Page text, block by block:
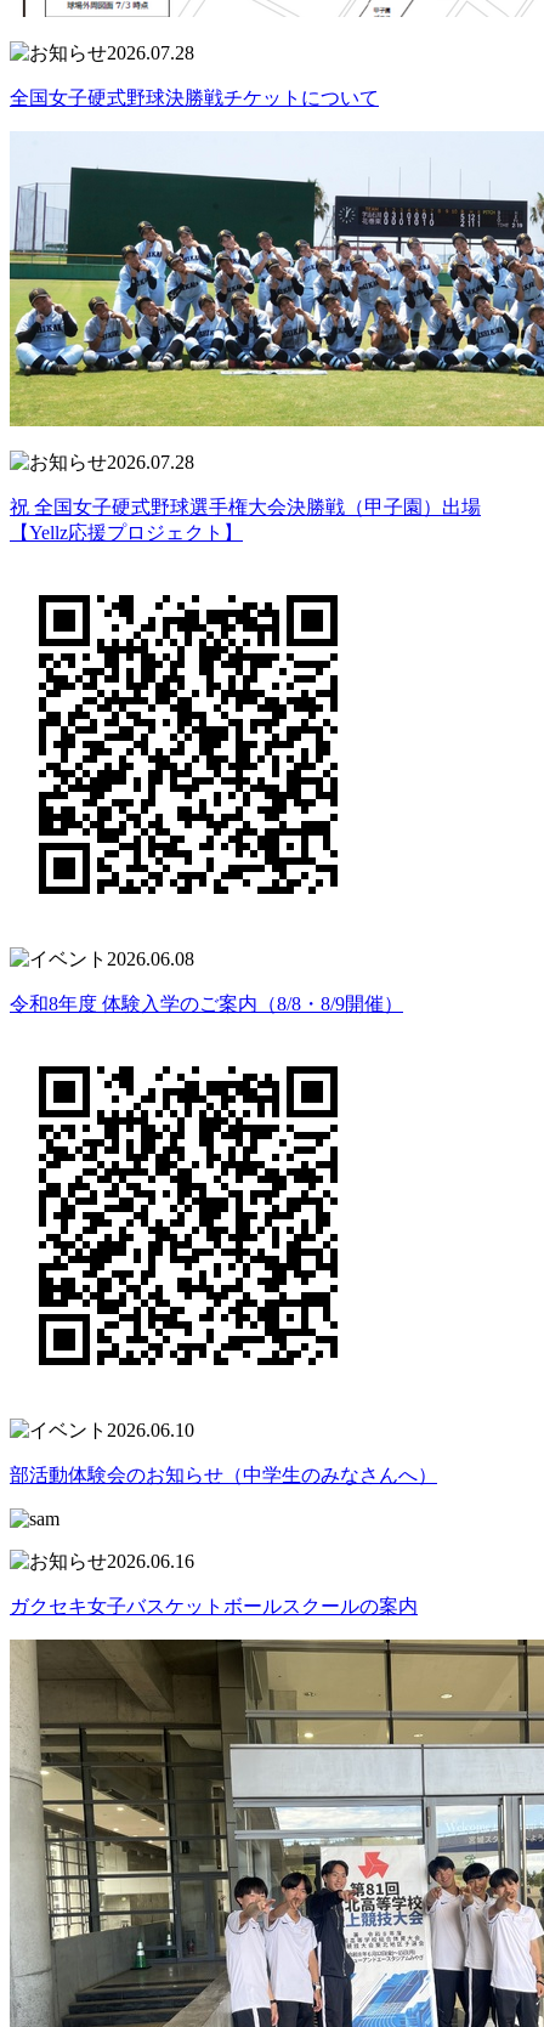
2026.07.28
全国女子硬式野球決勝戦チケットについて
2026.07.28
祝 全国女子硬式野球選手権大会決勝戦（甲子園）出場
【Yellz応援プロジェクト】
2026.06.08
令和8年度 体験入学のご案内（8/8・8/9開催）
2026.06.10
部活動体験会のお知らせ（中学生のみなさんへ）
2026.06.16
ガクセキ女子バスケットボールスクールの案内